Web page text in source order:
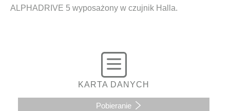
ALPHADRIVE 5 wyposażony w czujnik Halla.
KARTA DANYCH
Pobieranie